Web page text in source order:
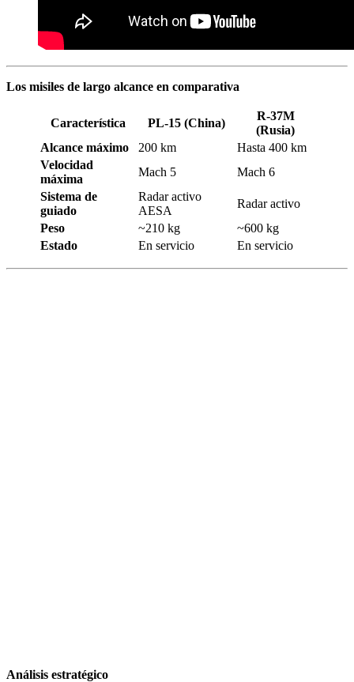
Los misiles de largo alcance en comparativa
Característica PL-15 (China)
R-37M
(Rusia)
Alcance máximo
200 km
Hasta 400 km
Velocidad
máxima
Mach 5
Mach 6
Sistema de
guiado
Radar activo
AESA
Radar activo
Peso
~210 kg
~600 kg
Estado
En servicio En servicio
Análisis estratégico